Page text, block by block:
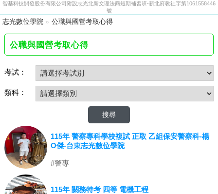
智基科技開發股份有限公司附設志光北新文理法商短期補習班-新北府教社字第1061558446
號
志光數位學院 » 公職與國營考取心得
公職與國營考取心得
考試：
類科：
115年 警察專科學校複試 正取 乙組保安警察科-楊
O傑-台東志光數位學院
#警專
115年 關務特考 四等 電機工程